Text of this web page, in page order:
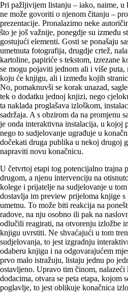
Pri pažljivijem listanju – iako, naime, u
ne može govoriti o njenom čitanju –
prezentacije. Pronalazimo neke
što je još važnije, ponegdje su između
gostujući elementi. Gosti se ponašaju
umetnuta fotografija, drugdje crtež,
kartoline, papiriće s tekstom, izrezane
se mogu pojaviti jednom ali i više puta,
koju će knjigu, ali i između kojih
No, pomaknuvši se korak unazad,
tek o dodatku jednoj knjizi, nego
ta naklada proglašava izloškom,
sadržaja. A s obzirom da na promjenu
je onda interaktivna instalacija, u kojoj
nego to sudjelovanje ugrađuje u
dočekati druga publika u nekoj drugoj
napraviti novu konačnicu.
U četvrtoj etapi tog potencijalno trajna
drugom, a njenu intervenciju na
kolege i prijatelje na sudjelovanje u
dostavlja im preview prijeloma knjige s
umetnu. To može biti reakcija na
radove, na nju osobno ili pak na
odlučili reagirati, na otvorenju izložbe
knjigu uvrstiti. Ne shvaćajući u tom
sudjelovanja, to jest izgradnju
odaberu knjigu i na odgovarajućem
prvo malo istražuju, listaju jednu po
ostavljeno. Upravo tim činom, nalazeći
dodacima, otvara se peta etapa, kojom
poglavlje, to jest oblikuje konačnica